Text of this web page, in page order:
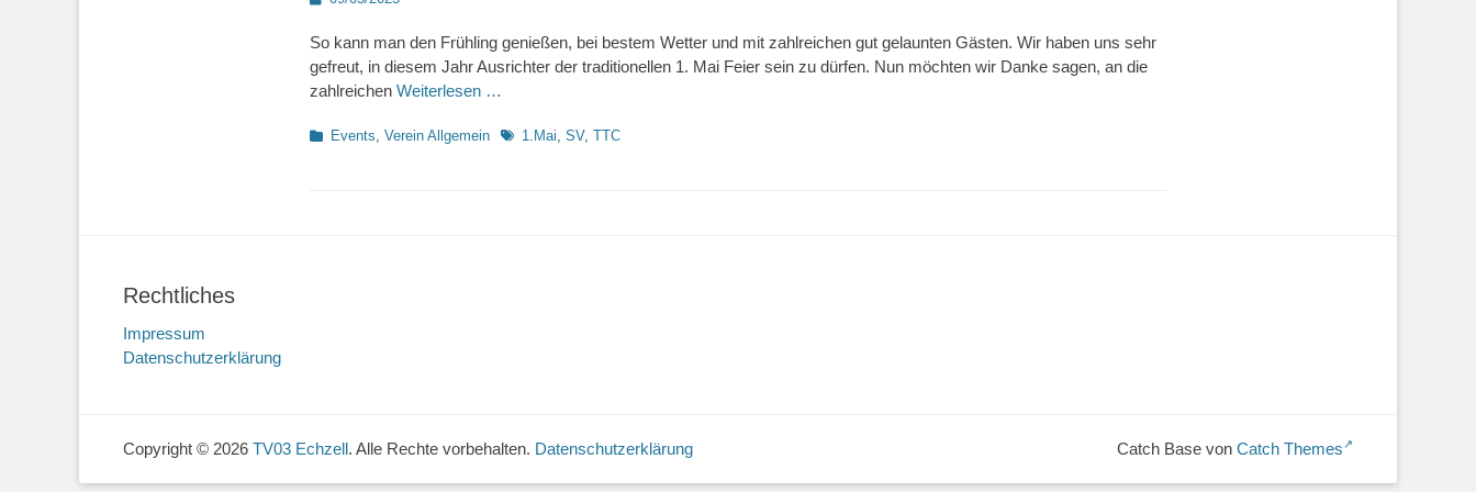
So kann man den Frühling genießen, bei bestem Wetter und mit zahlreichen gut gelaunten Gästen. Wir haben uns sehr
gefreut, in diesem Jahr Ausrichter der traditionellen 1. Mai Feier sein zu dürfen. Nun möchten wir Danke sagen, an die
zahlreichen Weiterlesen …
Kategorien
Events, Verein Allgemein Schlagworte
1.Mai, SV, TTC
Rechtliches
Impressum
Datenschutzerklärung
Copyright © 2026 TV03 Echzell. Alle Rechte vorbehalten. Datenschutzerklärung Catch Base von Catch Themes